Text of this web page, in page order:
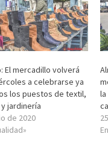
El mercadillo volverá
a celebrarse ya
los puestos de textil,
jardinería
de 2020